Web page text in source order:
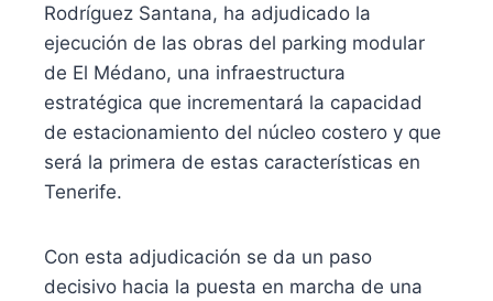
Rodríguez Santana, ha adjudicado la
ejecución de las obras del parking modular
de El Médano, una infraestructura
estratégica que incrementará la capacidad
de estacionamiento del núcleo costero y que
será la primera de estas características en
Tenerife.
Con esta adjudicación se da un paso
decisivo hacia la puesta en marcha de una